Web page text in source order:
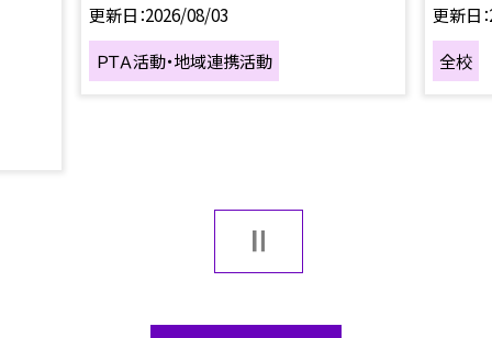
更新日 2026/08/03
ＰＴＡ活動・地域連携活動
更新日
全校